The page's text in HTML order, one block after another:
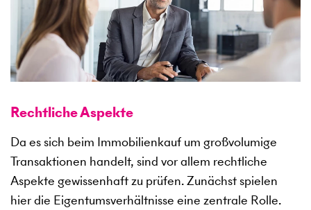
Rechtliche Aspekte
Da es sich beim Immobilienkauf um großvolumige
Transaktionen handelt, sind vor allem rechtliche
Aspekte gewissenhaft zu prüfen. Zunächst spielen
hier die Eigentumsverhältnisse eine zentrale Rolle.